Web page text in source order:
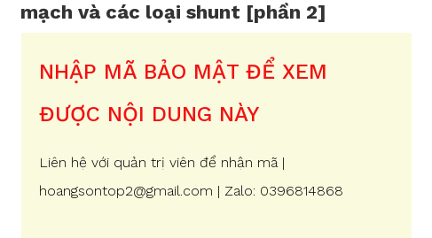
mạch và các loại shunt [phần 2]
NHẬP MÃ BẢO MẬT ĐỂ XEM
ĐƯỢC NỘI DUNG NÀY
Liên hệ với quản trị viên để nhận mã |
hoangsontop2@gmail.com | Zalo: 0396814868